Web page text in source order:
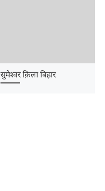
सुमेश्‍वर क़िला बिहार